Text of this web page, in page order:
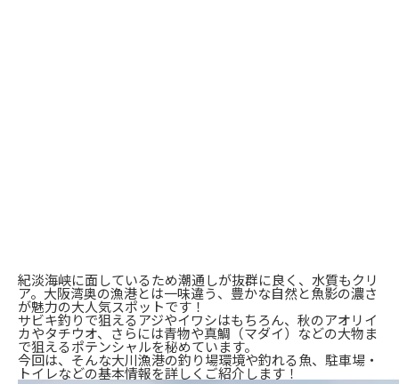
紀淡海峡に面しているため潮通しが抜群に良く、水質もクリ
ア。大阪湾奥の漁港とは一味違う、豊かな自然と魚影の濃さ
が魅力の大人気スポットです！
サビキ釣りで狙えるアジやイワシはもちろん、秋のアオリイ
カやタチウオ、さらには青物や真鯛（マダイ）などの大物ま
で狙えるポテンシャルを秘めています。
今回は、そんな大川漁港の釣り場環境や釣れる魚、駐車場・
トイレなどの基本情報を詳しくご紹介します！